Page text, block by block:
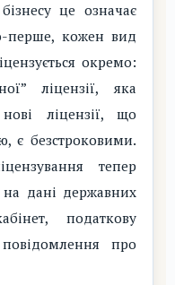
це означає
перше, кожен вид
окремо:
ліцензії, яка
ліцензії, що
є безстроковими.
тепер
на дані державних
податкову
про